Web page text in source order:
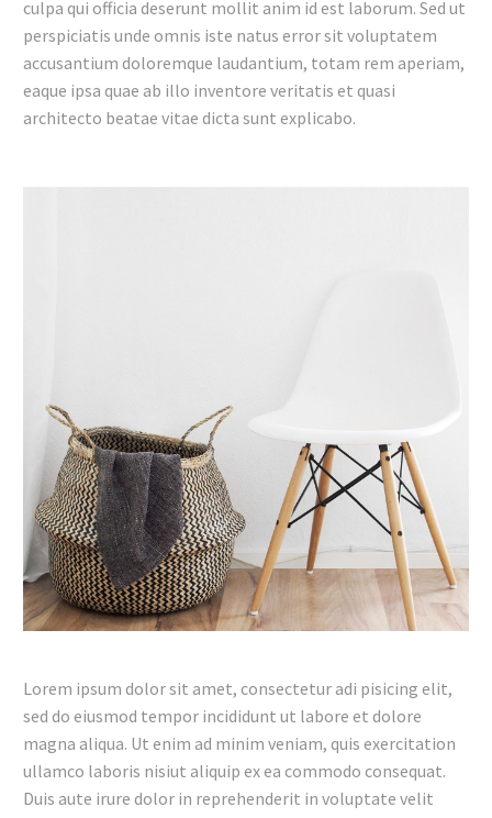
culpa qui officia deserunt mollit anim id est laborum. Sed ut
perspiciatis unde omnis iste natus error sit voluptatem
accusantium doloremque laudantium, totam rem aperiam,
eaque ipsa quae ab illo inventore veritatis et quasi
architecto beatae vitae dicta sunt explicabo.
Lorem ipsum dolor sit amet, consectetur adi pisicing elit,
sed do eiusmod tempor incididunt ut labore et dolore
magna aliqua. Ut enim ad minim veniam, quis exercitation
ullamco laboris nisiut aliquip ex ea commodo consequat.
Duis aute irure dolor in reprehenderit in voluptate velit